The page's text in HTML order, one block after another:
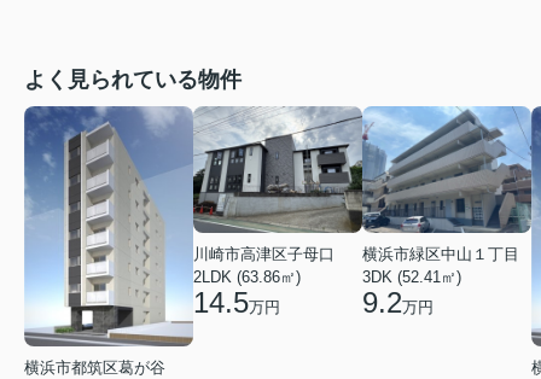
よく見られている物件
横浜市都筑区葛が谷
川崎市高津区子母口
2LDK (63.86㎡)
14.5万円
横浜市緑区中山１丁目
3DK (52.41㎡)
9.2万円